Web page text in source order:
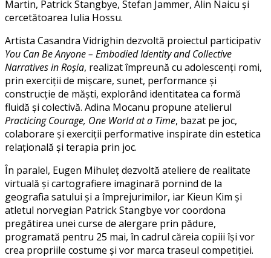
Martin, Patrick Stangbye, Stefan Jammer, Alin Naicu și
cercetătoarea Iulia Hossu.
Artista Casandra Vidrighin dezvoltă proiectul participativ
You Can Be Anyone – Embodied Identity and Collective
Narratives in Roșia, realizat împreună cu adolescenți romi,
prin exerciții de mișcare, sunet, performance și
construcție de măști, explorând identitatea ca formă
fluidă și colectivă. Adina Mocanu propune atelierul
Practicing Courage, One World at a Time, bazat pe joc,
colaborare și exerciții performative inspirate din estetica
relațională și terapia prin joc.
În paralel, Eugen Mihuleț dezvoltă ateliere de realitate
virtuală și cartografiere imaginară pornind de la
geografia satului și a împrejurimilor, iar Kieun Kim și
atletul norvegian Patrick Stangbye vor coordona
pregătirea unei curse de alergare prin pădure,
programată pentru 25 mai, în cadrul căreia copiii își vor
crea propriile costume și vor marca traseul competiției.